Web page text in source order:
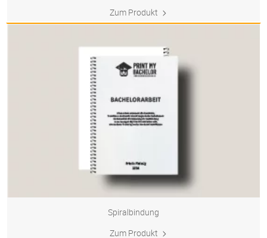
Zum Produkt
Spiralbindung
Zum Produkt